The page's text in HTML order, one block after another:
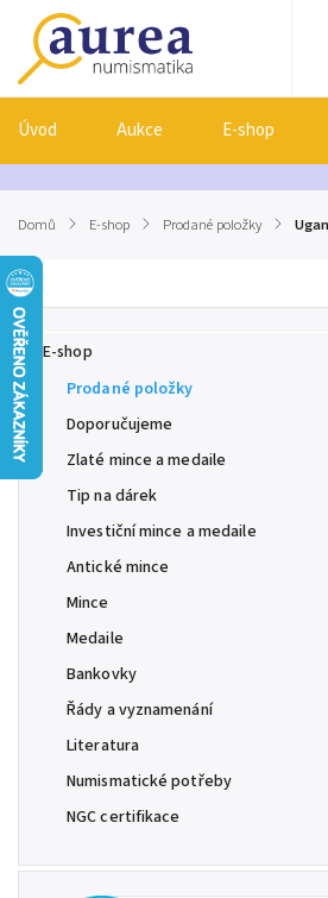
Úvod Aukce E-shop
Domů / E-shop / Prodané položky /
E-shop
Prodané položky
Doporučujeme
Zlaté mince a medaile
Tip na dárek
Investiční mince a medaile
Antické mince
Mince
Medaile
Bankovky
Řády a vyznamenání
Literatura
Numismatické potřeby
NGC certifikace